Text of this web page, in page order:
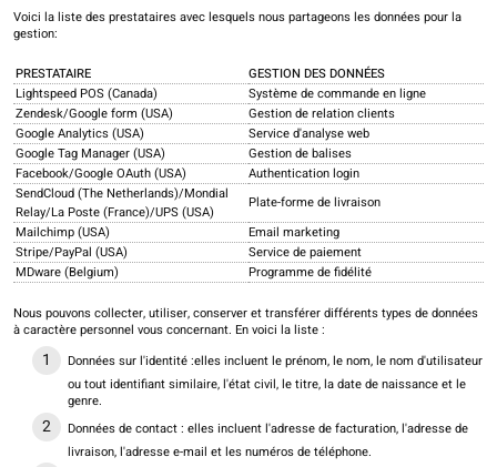
Voici la liste des prestataires avec lesquels nous partageons les données pour la
gestion:
PRESTATAIRE
GESTION DES DONNÉES
Lightspeed POS (Canada)
Système de commande en ligne
Zendesk/Google form (USA)
Gestion de relation clients
Google Analytics (USA)
Service d'analyse web
Google Tag Manager (USA)
Gestion de balises
Facebook/Google OAuth (USA)
Authentication login
SendCloud (The Netherlands)/Mondial
Relay/La Poste (France)/UPS (USA)
Plate-forme de livraison
Mailchimp (USA)
Email marketing
Stripe/PayPal (USA)
Service de paiement
MDware (Belgium)
Programme de fidélité
Nous pouvons collecter, utiliser, conserver et transférer différents types de données
à caractère personnel vous concernant. En voici la liste :
Données sur l'identité :elles incluent le prénom, le nom, le nom d'utilisateur
ou tout identifiant similaire, l'état civil, le titre, la date de naissance et le
genre.
Données de contact : elles incluent l'adresse de facturation, l'adresse de
livraison, l'adresse e-mail et les numéros de téléphone.